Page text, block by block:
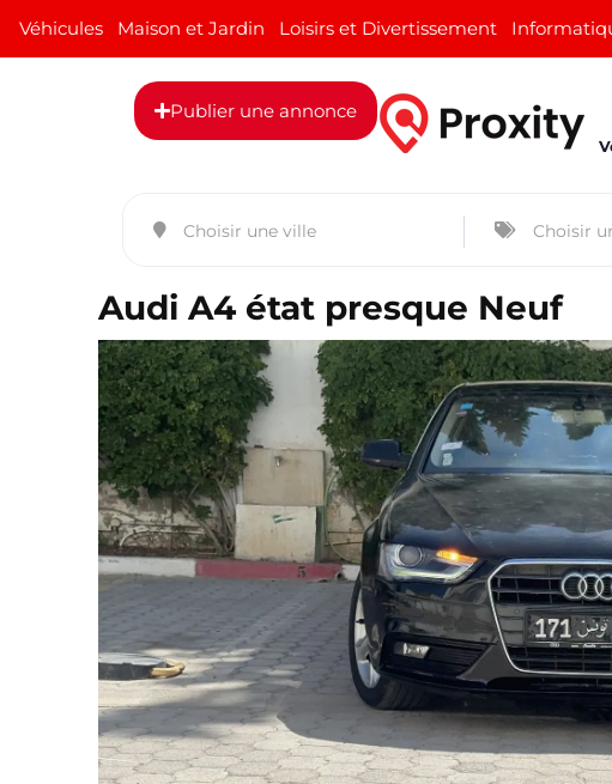
Véhicules Maison et Jardin Loisirs et Divertissement
Publier une annonce
Audi A4 état presque Neuf